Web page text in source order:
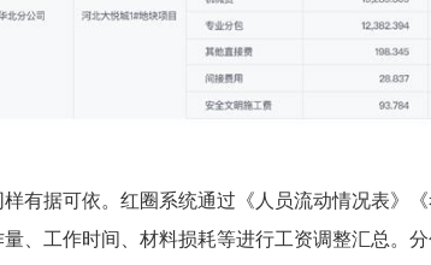
据可依。红圈系统通过《人员流动情况表》
、工作时间、材料损耗等进行工资调整汇总。